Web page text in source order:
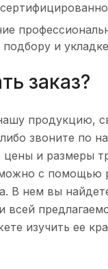
и
заказ?
продукцию,
звоните по
цены и размеры
с помощью
В нем вы
всей
изучить ее